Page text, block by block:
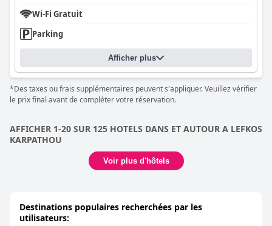
Wi-Fi Gratuit
Parking
Afficher plus
*Des taxes ou frais supplémentaires peuvent s'appliquer. Veuillez vérifier
le prix final avant de compléter votre réservation.
AFFICHER 1-20 SUR 125 HOTELS DANS ET AUTOUR A LEFKOS
KARPATHOU
Voir plus d'hôtels
Destinations populaires recherchées par les
utilisateurs: